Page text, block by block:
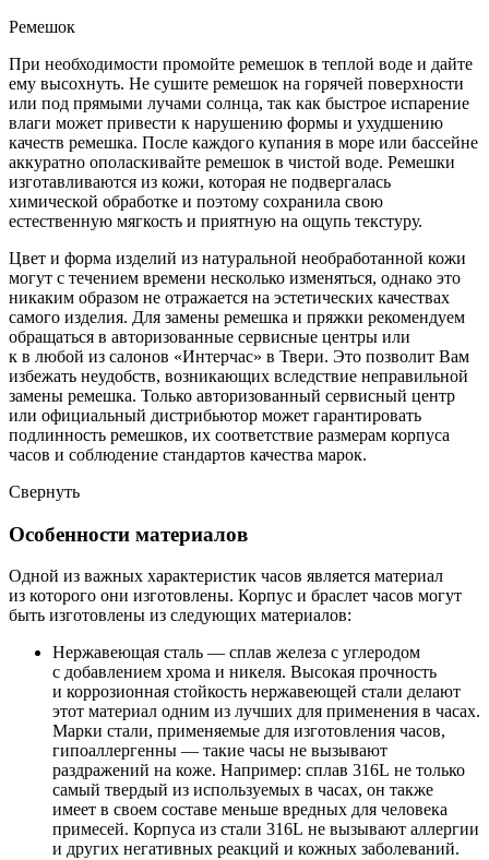
Ремешок
При необходимости промойте ремешок в теплой воде и дайте
ему высохнуть. Не сушите ремешок на горячей поверхности
или под прямыми лучами солнца, так как быстрое испарение
влаги может привести к нарушению формы и ухудшению
качеств ремешка. После каждого купания в море или бассейне
аккуратно ополаскивайте ремешок в чистой воде. Ремешки
изготавливаются из кожи, которая не подвергалась
химической обработке и поэтому сохранила свою
естественную мягкость и приятную на ощупь текстуру.
Цвет и форма изделий из натуральной необработанной кожи
могут с течением времени несколько изменяться, однако это
никаким образом не отражается на эстетических качествах
самого изделия. Для замены ремешка и пряжки рекомендуем
обращаться в авторизованные сервисные центры или
к в любой из салонов «Интерчас» в Твери. Это позволит Вам
избежать неудобств, возникающих вследствие неправильной
замены ремешка. Только авторизованный сервисный центр
или официальный дистрибьютор может гарантировать
подлинность ремешков, их соответствие размерам корпуса
часов и соблюдение стандартов качества марок.
Свернуть
Особенности материалов
Одной из важных характеристик часов является материал
из которого они изготовлены. Корпус и браслет часов могут
быть изготовлены из следующих материалов:
Нержавеющая сталь — сплав железа с углеродом
с добавлением хрома и никеля. Высокая прочность
и коррозионная стойкость нержавеющей стали делают
этот материал одним из лучших для применения в часах.
Марки стали, применяемые для изготовления часов,
гипоаллергенны — такие часы не вызывают
раздражений на коже. Например: сплав 316L не только
самый твердый из используемых в часах, он также
имеет в своем составе меньше вредных для человека
примесей. Корпуса из стали 316L не вызывают аллергии
и других негативных реакций и кожных заболеваний.